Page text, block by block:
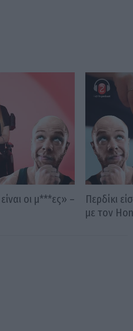
οι μ***ες» –
Περδίκι
με τον